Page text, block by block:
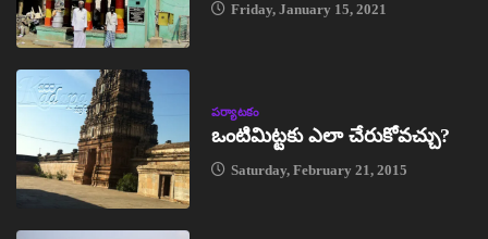
Friday, January 15, 2021
పర్యాటకం
ఒంటిమిట్టకు ఎలా చేరుకోవచ్చు?
Saturday, February 21, 2015